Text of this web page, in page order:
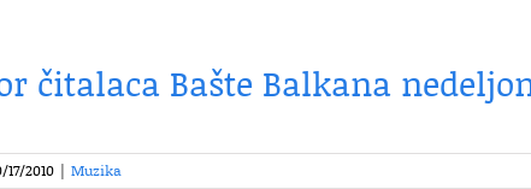
čitalaca Bašte Balkana
17/2010 | Muzika